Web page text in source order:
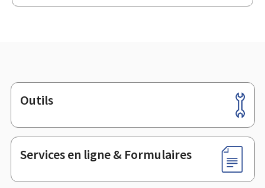
Pied
de
page
Outils
Services en ligne & Formulaires